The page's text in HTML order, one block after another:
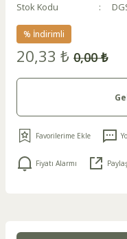
Stok Kodu
% İndirimli
20,33 ₺ 0,00 ₺
Fiyatı Alarmı